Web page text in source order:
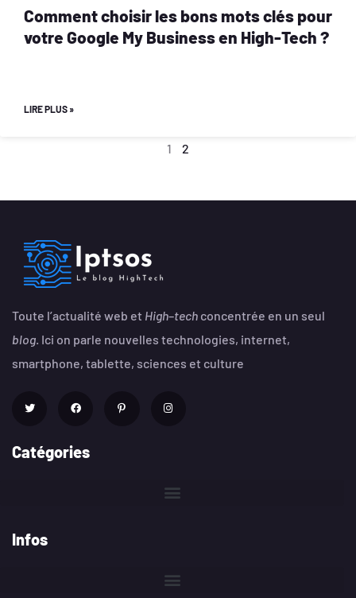
Comment choisir les bons mots clés pour
votre Google My Business en High-Tech ?
LIRE PLUS »
1 2
Toute l’actualité web et High–tech concentrée en un seul
blog. Ici on parle nouvelles technologies, internet,
smartphone, tablette, sciences et culture
Catégories
Infos